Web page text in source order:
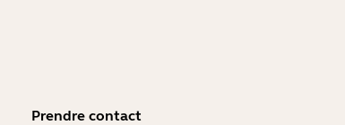
Prendre contact